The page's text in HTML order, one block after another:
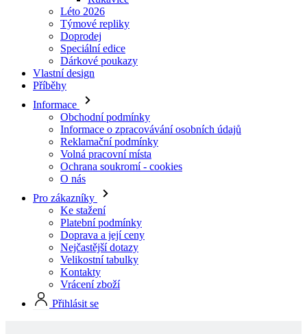
Vlastní design
Příběhy
Informace
Obchodní podmínky
Informace o zpracovávání osobních údajů
Reklamační podmínky
Volná pracovní místa
Ochrana soukromí - cookies
O nás
Pro zákazníky
Ke stažení
Platební podmínky
Doprava a její ceny
Nejčastější dotazy
Velikostní tabulky
Kontakty
Vrácení zboží
Přihlásit se